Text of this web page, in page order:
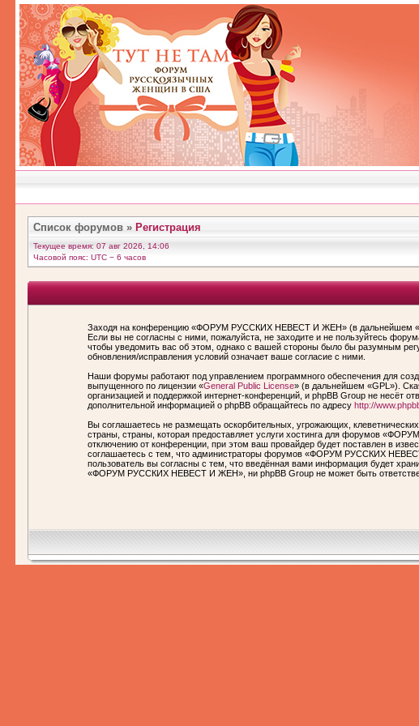
Список форумов » Регистрация
Текущее время: 07 авг 2026, 14:06
Часовой пояс: UTC − 6 часов
Заходя на конференцию «ФОРУМ РУССКИХ НЕВЕСТ И ЖЕН» (в дальнейшем
Если вы не согласны с ними, пожалуйста, не заходите и не пользуйтесь
чтобы уведомить вас об этом, однако с вашей стороны было бы разумным
обновления/исправления условий означает ваше согласие с ними.
Наши форумы работают под управлением программного обеспечения для
выпущенного по лицензии «General Public License» (в дальнейшем «GPL»).
организацией и поддержкой интернет-конференций, и phpBB Group не несёт
дополнительной информацией о phpBB обращайтесь по адресу http://
Вы соглашаетесь не размещать оскорбительных, угрожающих,
страны, страны, которая предоставляет услуги хостинга для форумов
отключению от конференции, при этом ваш провайдер будет поставлен в
соглашаетесь с тем, что администраторы форумов «ФОРУМ РУССКИХ
пользователь вы согласны с тем, что введённая вами информация будет
«ФОРУМ РУССКИХ НЕВЕСТ И ЖЕН», ни phpBB Group не может быть